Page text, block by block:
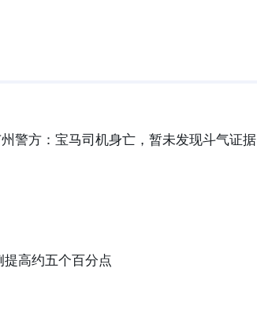
警方：宝马司机身亡，暂未发现斗气证据
高约五个百分点